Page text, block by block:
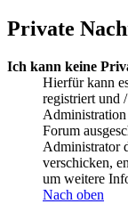
Private
Ich kann keine
Hierfür kann
registriert und
Forum
Administrator
verschicken,
um weitere
Nach oben